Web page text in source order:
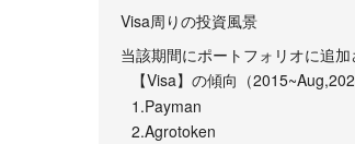
Visa周りの投資風景
当該期間にポートフォリオに追
【Visa】の傾向（
1.Payman
2.Agrotoken